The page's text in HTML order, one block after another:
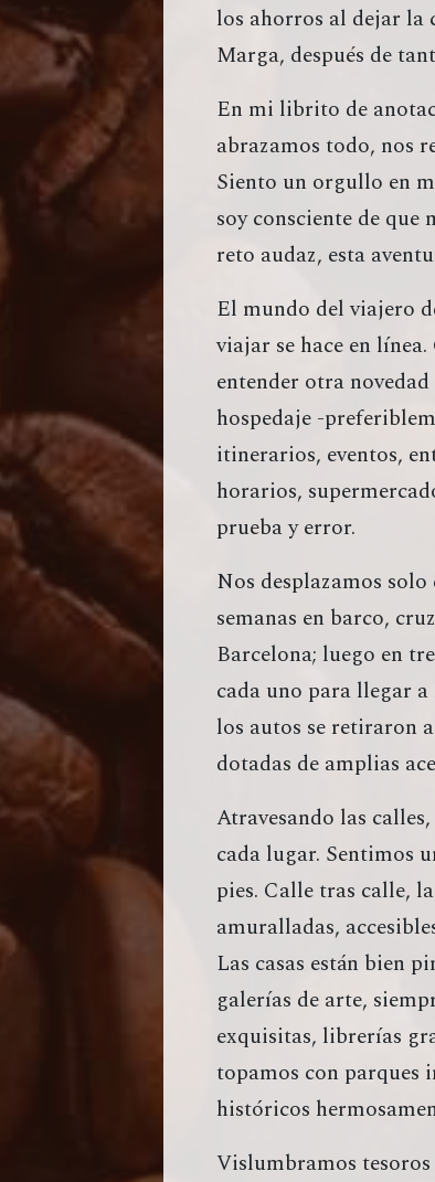
los ahorros al dejar la
Marga, después de
En mi librito de
abrazamos todo, nos
Siento un orgullo en
soy consciente de
reto audaz, esta
El mundo del viajero
viajar se hace en
entender otra
hospedaje -
itinerarios, eventos,
horarios,
prueba y error.
Nos desplazamos
semanas en barco,
Barcelona; luego en
cada uno para llegar
los autos se retiraron
dotadas de amplias
Atravesando las
cada lugar. Sentimos
pies. Calle tras calle,
amuralladas,
Las casas están bien
galerías de arte,
exquisitas, librerías
topamos con parques
históricos
Vislumbramos tesoros